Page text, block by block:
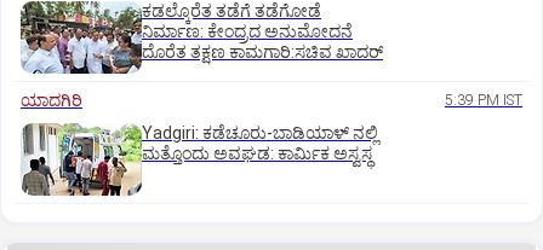
ಕಡಲ್ಕೊರೆತ ತಡೆಗೆ ತಡೆಗೋಡೆ
ನಿರ್ಮಾಣ: ಕೇಂದ್ರದ ಅನುಮೋದನೆ
ದೊರೆತ ತಕ್ಷಣ ಕಾಮಗಾರಿ:ಸಚಿವ ಖಾದರ್
ಯಾದಗಿರಿ 5:39 PM IST
Yadgiri: ಕಡೆಚೂರು-ಬಾಡಿಯಾಳ್ ನಲ್ಲಿ
ಮತ್ತೊಂದು ಅವಘಡ: ಕಾರ್ಮಿಕ ಅಸ್ವಸ್ಥ